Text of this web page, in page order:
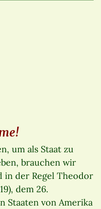
um als Staat zu
brauchen wir
in der Regel Theodor
dem 26.
Staaten von Amerika